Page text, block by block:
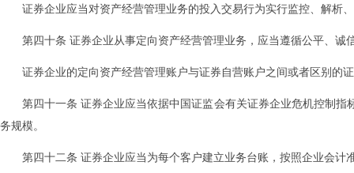
证券企业应当对资产经营管理业务的投入交易行为实行监控、解析
第四十条 证券企业从事定向资产经营管理业务，应当遵循公平、诚
证券企业的定向资产经营管理账户与证券自营账户之间或者区别的
第四十一条 证券企业应当依据中国证监会有关证券企业危机控制
务规模。
第四十二条 证券企业应当为每个客户建立业务台账，按照企业会